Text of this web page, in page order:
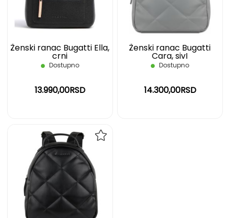
Ženski ranac Bugatti Ella,
crni
Dostupno
13.990,00RSD
Ženski ranac Bugatti
Cara, sivI
Dostupno
14.300,00RSD